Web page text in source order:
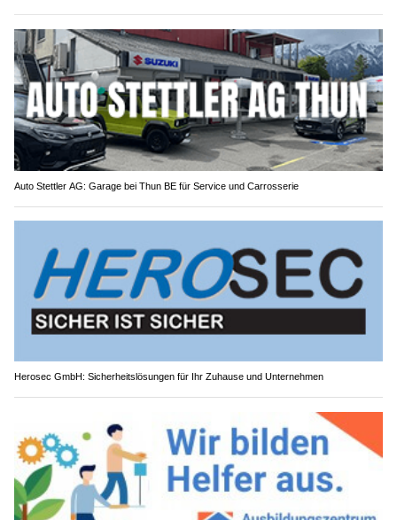
Auto Stettler AG: Garage bei Thun BE für Service und Carrosserie
Herosec GmbH: Sicherheitslösungen für Ihr Zuhause und Unternehmen